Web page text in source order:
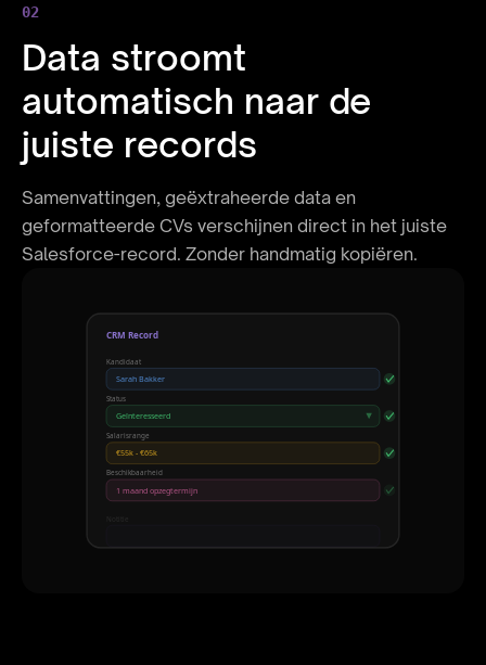
CRM Record
Kandidaat
Sarah Bakker
Status
Geïnteresseerd
Salarisrange
€55k - €65k
Beschikbaarheid
1 maand opzegtermijn
02
Data stroomt
automatisch naar de
juiste records
Samenvattingen, geëxtraheerde data en
geformatteerde CVs verschijnen direct in het juiste
Salesforce-record. Zonder handmatig kopiëren.